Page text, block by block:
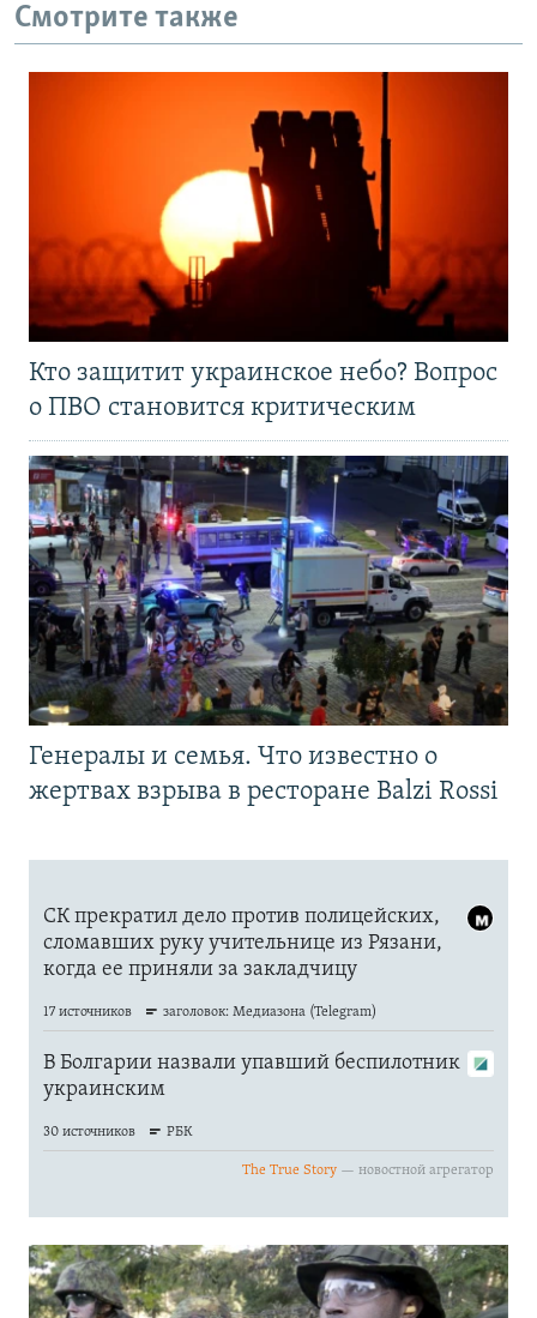
Смотрите также
Кто защитит украинское небо? Вопрос
о ПВО становится критическим
Генералы и семья. Что известно о
жертвах взрыва в ресторане Balzi Rossi